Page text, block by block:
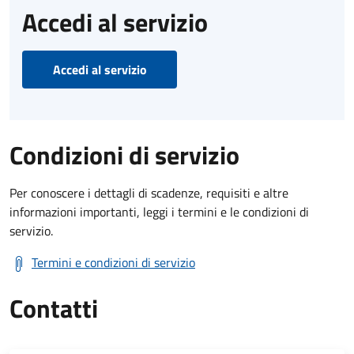
Accedi al servizio
Accedi al servizio
Condizioni di servizio
Per conoscere i dettagli di scadenze, requisiti e altre
informazioni importanti, leggi i termini e le condizioni di
servizio.
Termini e condizioni di servizio
Contatti